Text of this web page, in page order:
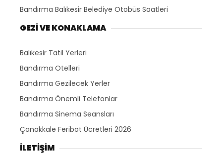
Bandırma Balıkesir Belediye Otobüs Saatleri
GEZİ VE KONAKLAMA
Balıkesir Tatil Yerleri
Bandırma Otelleri
Bandırma Gezilecek Yerler
Bandırma Önemli Telefonlar
Bandırma Sinema Seansları
Çanakkale Feribot Ücretleri 2026
İLETİŞİM